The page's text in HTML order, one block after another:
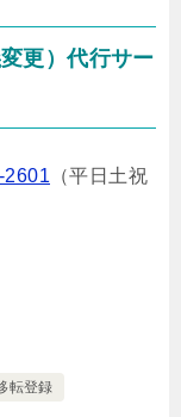
更）代行サー
2601 （平日土祝
転登録